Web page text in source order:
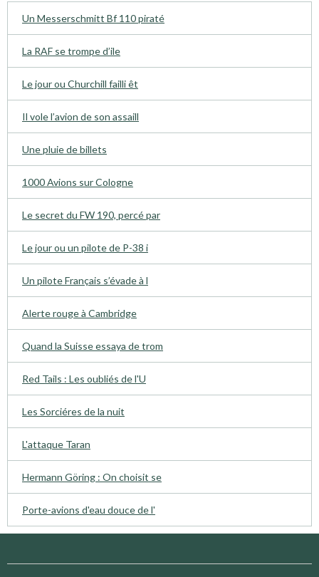
Un Messerschmitt Bf 110 piraté
La RAF se trompe d’ile
Le jour ou Churchill failli êt
Il vole l’avion de son assaill
Une pluie de billets
1000 Avions sur Cologne
Le secret du FW 190, percé par
Le jour ou un pilote de P-38 i
Un pilote Français s’évade à l
Alerte rouge à Cambridge
Quand la Suisse essaya de trom
Red Tails : Les oubliés de l'U
Les Sorciéres de la nuit
L'attaque Taran
Hermann Göring : On choisit se
Porte-avions d'eau douce de l'